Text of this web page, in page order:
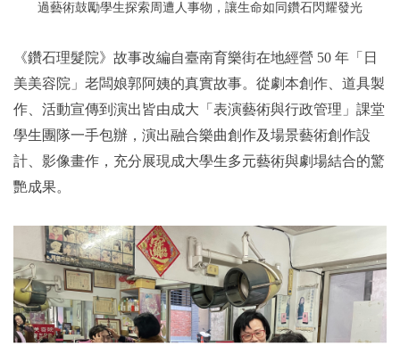
過藝術鼓勵學生探索周遭人事物，讓生命如同鑽石閃耀發光
《鑽石理髮院》故事改編自臺南育樂街在地經營 50 年「日
美美容院」老闆娘郭阿姨的真實故事。從劇本創作、道具製
作、活動宣傳到演出皆由成大「表演藝術與行政管理」課堂
學生團隊一手包辦，演出融合樂曲創作及場景藝術創作設
計、影像畫作，充分展現成大學生多元藝術與劇場結合的驚
艷成果。